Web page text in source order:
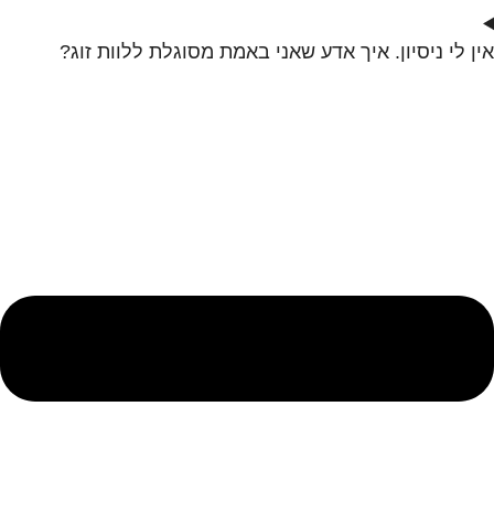
אין לי ניסיון. איך אדע שאני באמת מסוגלת ללוות זוג?